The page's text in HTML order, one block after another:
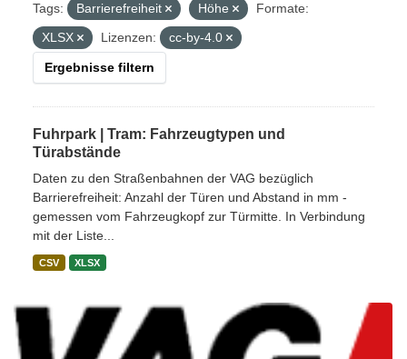
Tags: Barrierefreiheit Höhe
Formate:
XLSX
Lizenzen: cc-by-4.0
Ergebnisse filtern
Fuhrpark | Tram: Fahrzeugtypen und
Türabstände
Daten zu den Straßenbahnen der VAG bezüglich
Barrierefreiheit: Anzahl der Türen und Abstand in mm -
gemessen vom Fahrzeugkopf zur Türmitte. In Verbindung
mit der Liste...
CSV XLSX